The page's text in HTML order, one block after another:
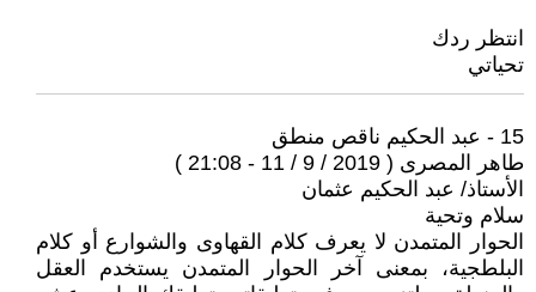
انتظر ردك
تحياتي
15 - عبد الحكيم ناقص منطق
طاهر المصرى ( 2019 / 9 / 11 - 21:08 )
الأستاذ/ عبد الحكيم عثمان
سلام وتحية
الحوار المتمدن لا يعرف كلام القهاوى والشوارع أو كلام
البلطجية، بمعنى آخر الحوار المتمدن يستخدم العقل